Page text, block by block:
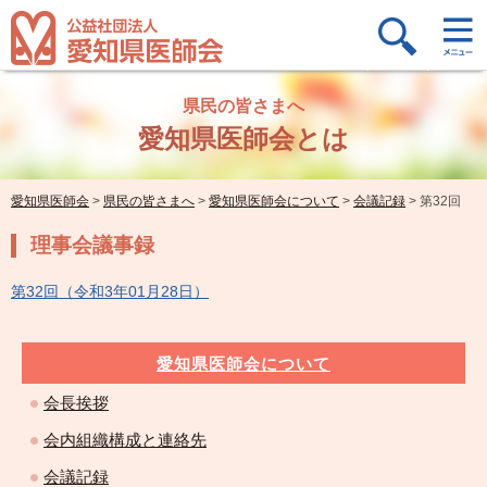
県民の皆さまへ
愛知県医師会とは
愛知県医師会 > 県民の皆さまへ > 愛知県医師会について > 会議記録 > 第32回
理事会議事録
第32回（令和3年01月28日）
愛知県医師会について
会長挨拶
会内組織構成と連絡先
会議記録